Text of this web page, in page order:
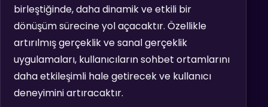
birleştiğinde, daha dinamik ve etkili bir
dönüşüm sürecine yol açacaktır. Özellikle
artırılmış gerçeklik ve sanal gerçeklik
uygulamaları, kullanıcıların sohbet ortamlarını
daha etkileşimli hale getirecek ve kullanıcı
deneyimini artıracaktır.